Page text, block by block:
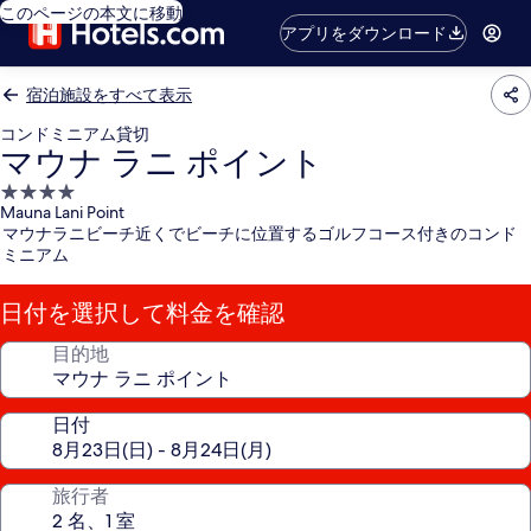
このページの本文に移動
アプリをダウンロード
宿泊施設をすべて表示
コンドミニアム貸切
マウナ ラニ ポイント
4.0
つ
星
宿
泊
施
設
Mauna Lani Point
マウナラニビーチ近くでビーチに位置するゴルフコース付きのコンド
ミニアム
日付を選択して料金を確認
目的地
日付
旅行者